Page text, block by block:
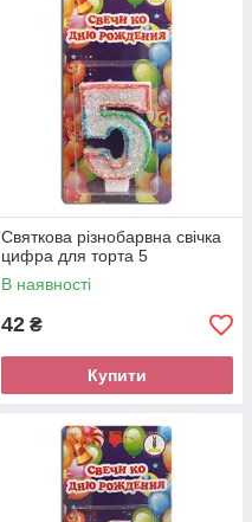
Святкова різнобарвна свічка
цифра для торта 5
В наявності
42 ₴
Купити